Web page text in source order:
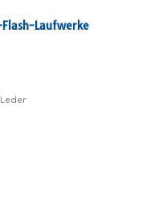
Flash-Laufwerke